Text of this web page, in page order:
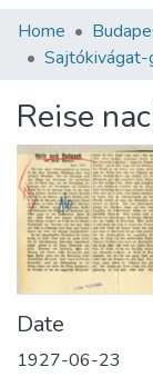
Communities
Statistics
About us
Home
Reise
Date
1927-06-23